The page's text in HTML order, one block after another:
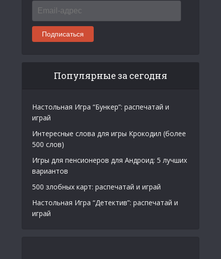
адрес
Подписаться
Популярные за сегодня
Настольная Игра “Бункер”: распечатай и
играй
Интересные слова для игры Крокодил (более
500 слов)
Игры для пенсионеров для Андроид: 5 лучших
вариантов
500 злобных карт: распечатай и играй
Настольная Игра “Детектив”: распечатай и
играй